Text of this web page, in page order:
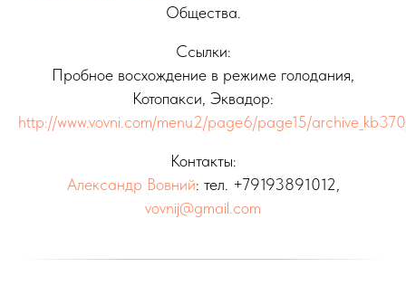
Общества.
Ссылки:
Пробное восхождение в режиме голодания,
Котопакси, Эквадор:
http://www.vovni.com/menu2/page6/page15/
Контакты:
Александр Вовний: тел. +79193891012,
vovnij@gmail.com